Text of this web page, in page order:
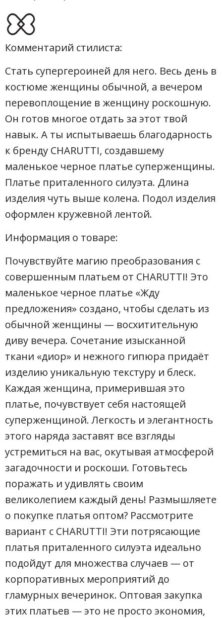
Комментарий стилиста:
Стать супергероиней для него. Весь день в
костюме женщины обычной, а вечером
перевоплощение в женщину роскошную.
Он готов многое отдать за этот твой
навык. А ты испытываешь благодарность
к бренду CHARUTTI, создавшему
маленькое черное платье суперженщины.
Платье приталенного силуэта. Длина
изделия чуть выше колена. Подол изделия
оформлен кружевной лентой.
Информация о товаре:
Почувствуйте магию преобразования с
совершенным платьем от CHARUTTI! Это
маленькое черное платье «Жду
предложения» создано, чтобы сделать из
обычной женщины — восхитительную
диву вечера. Сочетание изысканной
ткани «диор» и нежного гипюра придаёт
изделию уникальную текстуру и блеск.
Каждая женщина, примерившая это
платье, почувствует себя настоящей
суперженщиной. Легкость и элегантность
этого наряда заставят все взгляды
устремиться на вас, окутывая атмосферой
загадочности и роскоши. Готовьтесь
поражать и удивлять своим
великолепием каждый день! Размышляете
о покупке платья оптом? Рассмотрите
вариант с CHARUTTI! Эти потрясающие
платья приталенного силуэта идеально
подойдут для множества случаев — от
корпоративных мероприятий до
гламурных вечеринок. Оптовая закупка
этих платьев — это не просто экономия,